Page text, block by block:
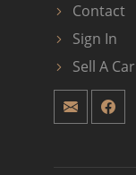
Contact
Sign In
Sell A Car